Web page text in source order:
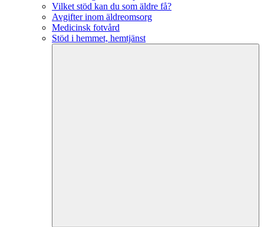
Vilket stöd kan du som äldre få?
Avgifter inom äldreomsorg
Medicinsk fotvård
Stöd i hemmet, hemtjänst